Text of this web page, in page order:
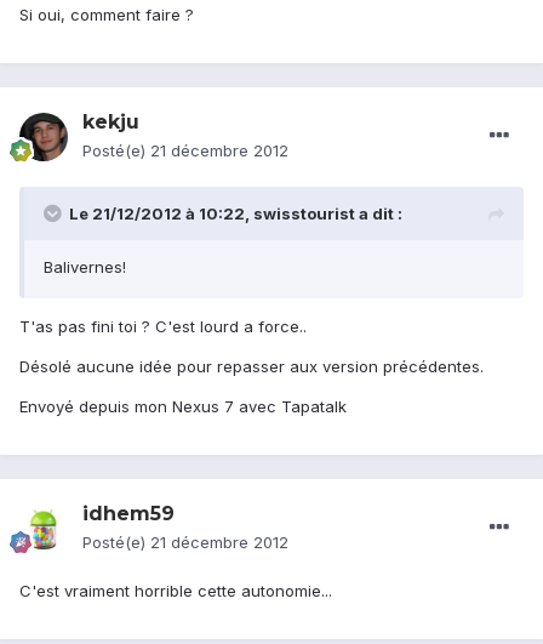
Si oui, comment faire ?
kekju
Posté(e) 21 décembre 2012
Le 21/12/2012 à 10:22, swisstourist a dit :
Balivernes!
T'as pas fini toi ? C'est lourd a force..
Désolé aucune idée pour repasser aux version précédentes.
Envoyé depuis mon Nexus 7 avec Tapatalk
idhem59
Posté(e) 21 décembre 2012
C'est vraiment horrible cette autonomie...